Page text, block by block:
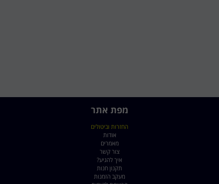
מפת אתר
החזרות וביטולים
אודות
מאמרים
צור קשר
איך להגיע?
תקנון חנות
מעקב הזמנות